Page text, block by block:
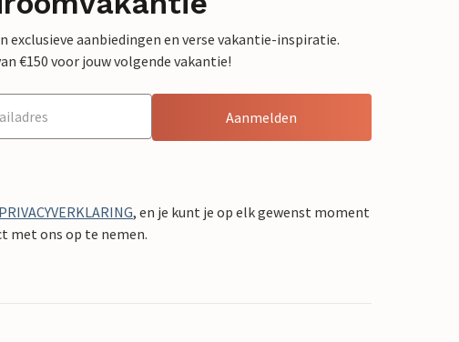
aanbiedingen en verse vakantie-inspiratie.
€150 voor jouw volgende vakantie!
Aanmelden
PRIVACYVERKLARING, en je kunt je op elk gewenst moment
met ons op te nemen.